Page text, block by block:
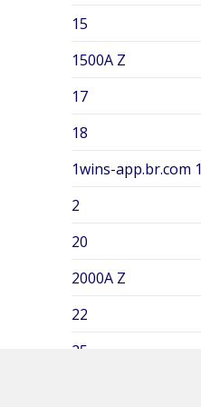
15
1500A Z
17
18
1wins-app.br.com 1
2
20
2000A Z
22
25